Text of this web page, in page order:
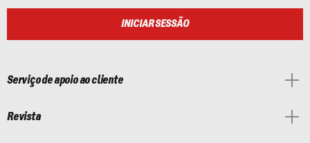
INICIAR SESSÃO
Serviço de apoio ao cliente
Revista